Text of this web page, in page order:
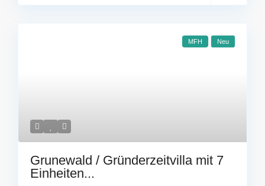
MFH Neu
Grunewald / Gründerzeitvilla mit 7
Einheiten...